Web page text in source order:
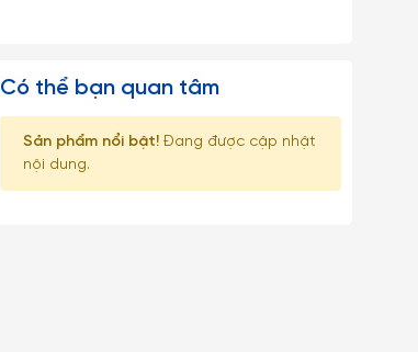
Có thể bạn quan tâm
Sản phẩm nổi bật!Đang được cập nhật
nội dung.